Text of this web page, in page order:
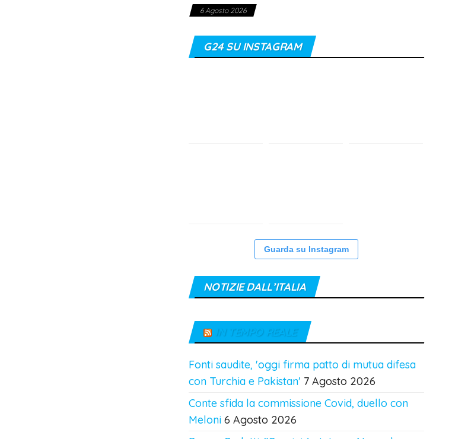
6 Agosto 2026
G24 SU INSTAGRAM
Guarda su Instagram
NOTIZIE DALL’ITALIA
IN TEMPO REALE
Fonti saudite, 'oggi firma patto di mutua difesa
con Turchia e Pakistan' 7 Agosto 2026
Conte sfida la commissione Covid, duello con
Meloni 6 Agosto 2026